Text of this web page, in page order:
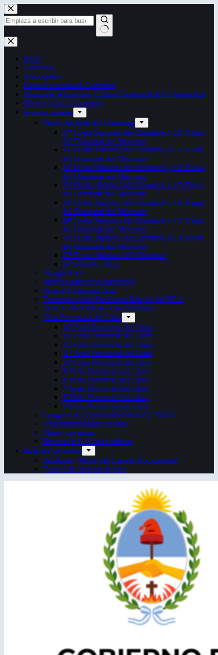
Saltar
al
contenido
Sin
resultados
Inicio
Contactos
Autoridades
Fiesta Nacional del Chamamé
Chamamé: Patrimonio Cultural Inmaterial de la Humanidad
Censo Cultural Correntino
Eventos anuales
Fiesta Nacional del Chamamé
34ª Fiesta Nacional del Chamamé y 20ª Fiesta
del Chamamé del Mercosur
33ª Fiesta Nacional del Chamamé y 19ª Fiesta
del Chamamé del Mercosur
32ª Fiesta Nacional del Chamamé y 18ª Fiesta
del Chamamé del Mercosur
31ª Fiesta Nacional del Chamamé y 17ª Fiesta
del Chamamé del Mercosur
30ª Fiesta Nacional del Chamamé y 16ª Fiesta
del Chamamé del Mercosur
29ª Fiesta Nacional del Chamamé y 15ª Fiesta
del Chamamé del Mercosur
28ª Fiesta Nacional del Chamamé y 14ª Fiesta
del Chamamé del Mercosur
27ª Fiesta Nacional del Chamamé
26ª Edición. 2016.
Taragüi Rock
Juegos Culturales Correntinos
Festival Corrientes Jazz
Encuentro sobre Patrimonio Integral del NEA
ArteCo. Mercado de Arte Corrientes
Feria Provincial del Libro
14ª Feria Provincial del Libro
13ª Feria Provincial del Libro
12ª Feria Provincial del Libro
11ª Feria Provincial del Libro
10ª Feria Provincial del Libro
9ª Feria Provincial del Libro
8ª Feria Provincial del Libro
7ª Feria Provincial del Libro
6ª Feria Provincial del Libro
5ª Feria Provincial del Libro
Congreso del Patrimonio Cultural y Natural
Feria Internacional del libro
Mitos y leyendas
Semana de la Cultura Italiana
Espacios escénicos
Anfiteatro “Mario del Tránsito Cocomarola”
Teatro Oficial Juan de Vera